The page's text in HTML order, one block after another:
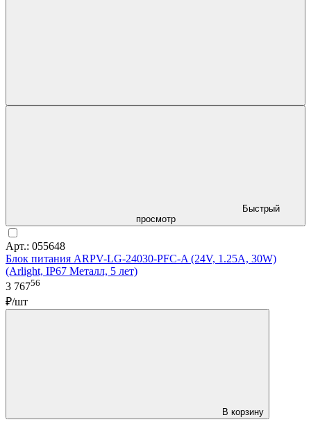
Быстрый
просмотр
Арт.: 055648
Блок питания ARPV-LG-24030-PFC-A (24V, 1.25A, 30W)
(Arlight, IP67 Металл, 5 лет)
3 76756
₽/шт
В корзину